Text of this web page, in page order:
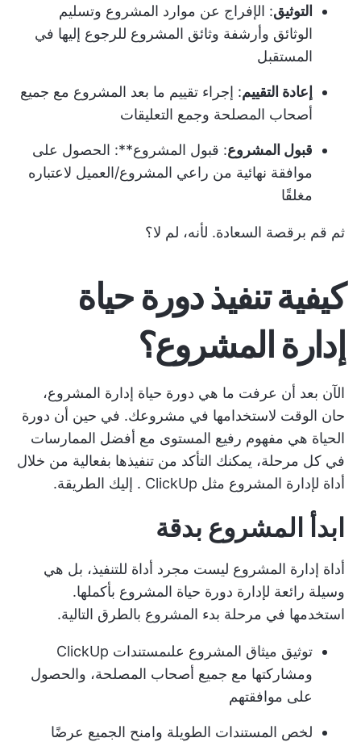
التوثيق: الإفراج عن موارد المشروع وتسليم
الوثائق وأرشفة وثائق المشروع للرجوع إليها في
المستقبل
إعادة التقييم: إجراء تقييم ما بعد المشروع مع جميع
أصحاب المصلحة وجمع التعليقات
قبول المشروع: قبول المشروع**: الحصول على
موافقة نهائية من راعي المشروع/العميل لاعتباره
مغلقًا
ثم قم برقصة السعادة. لأنه، لم لا؟
كيفية تنفيذ دورة حياة
إدارة المشروع؟
الآن بعد أن عرفت ما هي دورة حياة إدارة المشروع،
حان الوقت لاستخدامها في مشروعك. في حين أن دورة
الحياة هي مفهوم رفيع المستوى مع أفضل الممارسات
في كل مرحلة، يمكنك التأكد من تنفيذها بفعالية من خلال
أداة لإدارة المشروع مثل ClickUp
. إليك الطريقة.
ابدأ المشروع بدقة
أداة إدارة المشروع ليست مجرد أداة للتنفيذ، بل هي
وسيلة رائعة لإدارة دورة حياة المشروع بأكملها.
استخدمها في مرحلة بدء المشروع بالطرق التالية.
توثيق ميثاق المشروع علىمستندات ClickUp
ومشاركتها مع جميع أصحاب المصلحة، والحصول
على موافقتهم
لخص المستندات الطويلة وامنح الجميع عرضًا